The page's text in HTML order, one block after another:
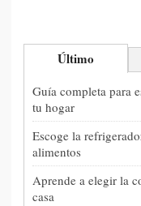
Último
Guía completa para
tu hogar
Escoge la
alimentos
Aprende a elegir la
casa